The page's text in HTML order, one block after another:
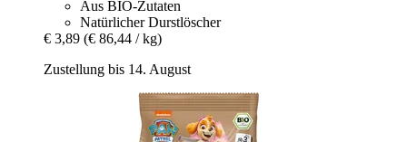
Aus BIO-Zutaten
Natürlicher Durstlöscher
€ 3,89 (€ 86,44 / kg)
Zustellung bis 14. August